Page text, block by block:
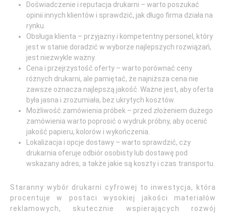
Doświadczenie i reputacja drukarni – warto poszukać
opinii innych klientów i sprawdzić, jak długo firma działa na
rynku.
Obsługa klienta – przyjazny i kompetentny personel, który
jest w stanie doradzić w wyborze najlepszych rozwiązań,
jest niezwykle ważny.
Cena i przejrzystość oferty – warto porównać ceny
różnych drukarni, ale pamiętać, że najniższa cena nie
zawsze oznacza najlepszą jakość. Ważne jest, aby oferta
była jasna i zrozumiała, bez ukrytych kosztów.
Możliwość zamówienia próbek – przed złożeniem dużego
zamówienia warto poprosić o wydruk próbny, aby ocenić
jakość papieru, kolorów i wykończenia.
Lokalizacja i opcje dostawy – warto sprawdzić, czy
drukarnia oferuje odbiór osobisty lub dostawę pod
wskazany adres, a także jakie są koszty i czas transportu.
Staranny wybór drukarni cyfrowej to inwestycja, która
procentuje w postaci wysokiej jakości materiałów
reklamowych, skutecznie wspierających rozwój